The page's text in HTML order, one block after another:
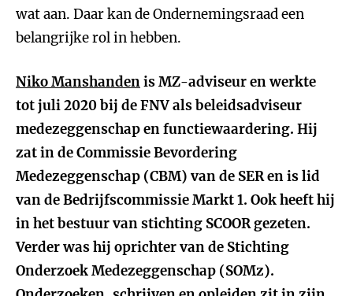
wat aan. Daar kan de Ondernemingsraad een
belangrijke rol in hebben.
Niko Manshandenis MZ-adviseur en werkte
tot juli 2020 bij de FNV als beleidsadviseur
medezeggenschap en functiewaardering. Hij
zat in de Commissie Bevordering
Medezeggenschap (CBM) van de SER en is lid
van de Bedrijfscommissie Markt 1. Ook heeft hij
in het bestuur van stichting SCOOR gezeten.
Verder was hij oprichter van de Stichting
Onderzoek Medezeggenschap (SOMz).